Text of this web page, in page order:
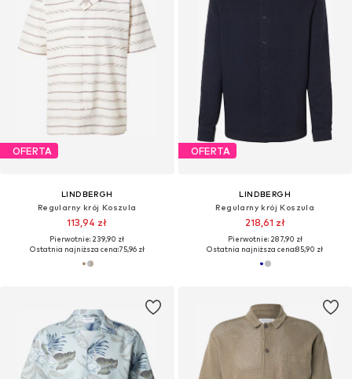
OFERTA
LINDBERGH
Regularny krój Koszula
113,94 zł
Pierwotnie: 239,90 zł
Ostatnia najniższa cena:75,96 zł
OFERTA
LINDBERGH
Regularny krój Koszula
218,61 zł
Pierwotnie: 287,90 zł
Ostatnia najniższa cena:85,90 zł